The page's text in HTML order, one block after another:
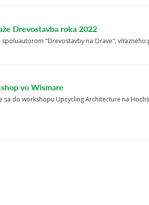
Drevostavba roka 2022
spoluautorom "Drevostavby na Orave",
vo Wismare
sa do workshopu Upcycling Architecture na